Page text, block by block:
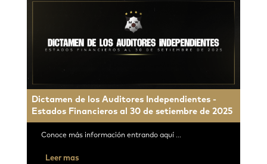
Dictamen de los Auditores Independientes -
Estados Financieros al 30 de setiembre de 2025
Conoce más información entrando aquí ...
Leer mas